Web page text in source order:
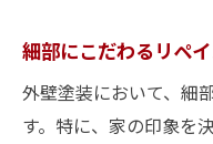
細部にこだわるリペ
外壁塗装において、細
す。特に、家の印象を